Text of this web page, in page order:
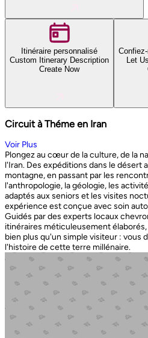
Itinéraire personnalisé
Custom Itinerary Description
Create Now
Let
Circuit à Théme en Iran
Voir Plus
Plongez au cœur de la culture, de la
l'Iran. Des expéditions dans le désert
montagne, en passant par les
l'anthropologie, la géologie, les
adaptés aux seniors et les visites
expérience est conçue avec soin
Guidés par des experts locaux
itinéraires méticuleusement
bien plus qu'un simple visiteur : vous
l'histoire de cette terre millénaire.